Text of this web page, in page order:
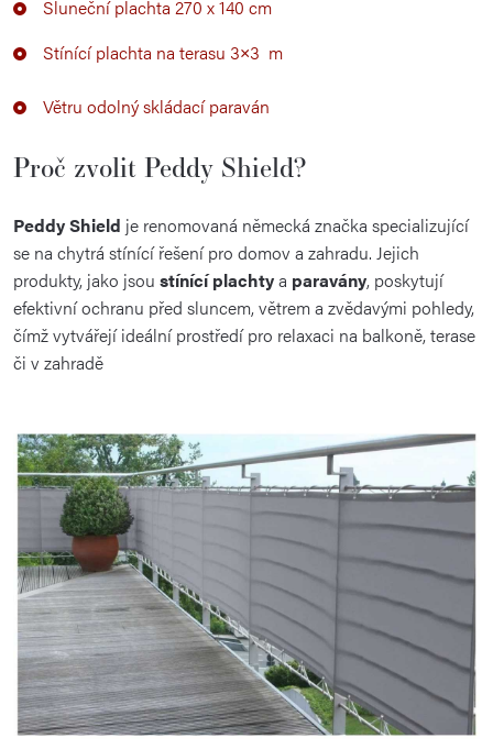
Sluneční plachta 270 x 140 cm
Stínící plachta na terasu 3×3 m
Větru odolný skládací paraván
Proč zvolit Peddy Shield?
Peddy Shield je renomovaná německá značka specializující
se na chytrá stínící řešení pro domov a zahradu. Jejich
produkty, jako jsou stínící plachtya paravány, poskytují
efektivní ochranu před sluncem, větrem a zvědavými pohledy,
čímž vytvářejí ideální prostředí pro relaxaci na balkoně, terase
či v zahradě